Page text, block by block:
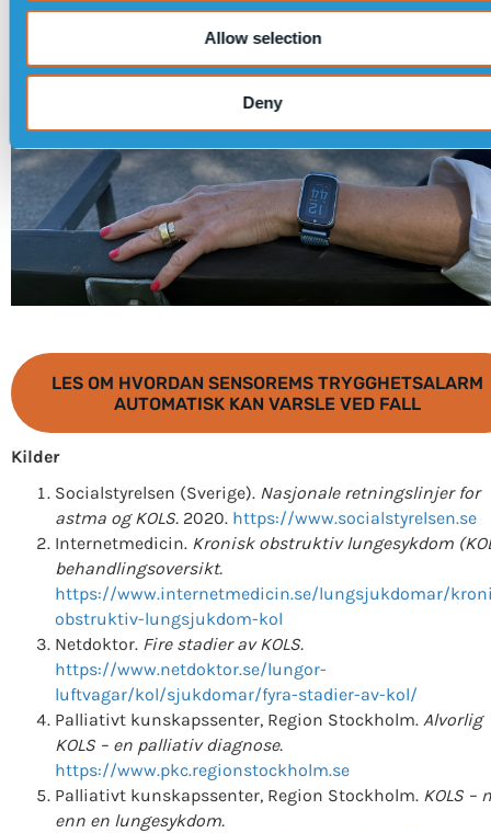
Allow selection
Deny
LES OM HVORDAN SENSOREMS TRYGGHETSALARM
AUTOMATISK KAN VARSLE VED FALL
Kilder
Socialstyrelsen (Sverige). Nasjonale retningslinjer for
astma og KOLS.2020. https://www.socialstyrelsen.se
Internetmedicin. Kronisk obstruktiv lungesykdom
behandlingsoversikt.
https://www.internetmedicin.se/lungsjukdomar/
obstruktiv-lungsjukdom-kol
Netdoktor. Fire stadier av KOLS.
https://www.netdoktor.se/lungor-
luftvagar/kol/sjukdomar/fyra-stadier-av-kol/
Palliativt kunskapssenter, Region Stockholm. Alvorlig
KOLS – en palliativ diagnose.
https://www.pkc.regionstockholm.se
Palliativt kunskapssenter, Region Stockholm. KOLS –
enn en lungesykdom.